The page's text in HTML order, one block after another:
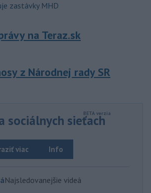
zastávky MHD
na Teraz.sk
z Národnej rady SR
sociálnych sieťach
Info
viac
Najsledovanejšie videá